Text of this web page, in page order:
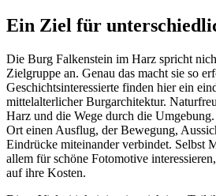
Ein Ziel für
Die Burg Falkenstein im Harz spricht
Zielgruppe an. Genau das macht sie so
Geschichtsinteressierte finden hier ein
mittelalterlicher Burgarchitektur.
Harz und die Wege durch die
Ort einen Ausflug, der Bewegung,
Eindrücke miteinander verbindet. Selbst
allem für schöne Fotomotive
auf ihre Kosten.